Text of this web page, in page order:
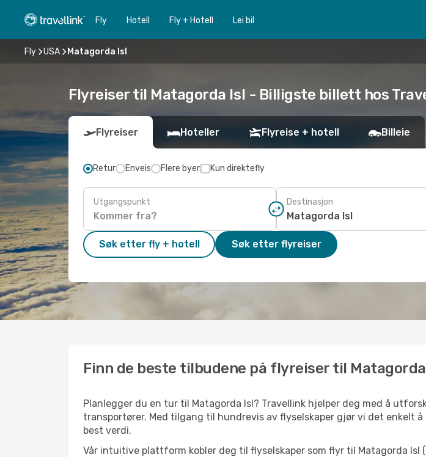
Fly Hotell Fly + Hotell Lei bil
Fly USA Matagorda Isl
Flyreiser til Matagorda Isl - Billigste billett hos
Flyreiser Hoteller Flyreise + hotell Billeie
Retur Enveis Flere byer Kun direktefly
Utgangspunkt Destinasjon
Søk etter fly + hotell Søk etter flyreiser
Finn de beste tilbudene på flyreiser til
Planlegger du en tur til Matagorda Isl? Travellink hjelper deg med å
transportører. Med tilgang til hundrevis av flyselskaper gjør vi det enkelt
best verdi.
Vår intuitive plattform kobler deg til flyselskaper som flyr til Matagorda Isl